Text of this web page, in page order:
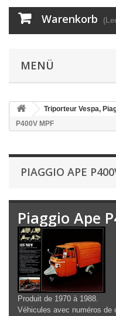
Warenkorb
MENÜ
Triporteur Vespa,
P400V MPF
PIAGGIO APE
Piaggio Ape
Produit de 1970 à 1988.
Véhicules avec numéros de